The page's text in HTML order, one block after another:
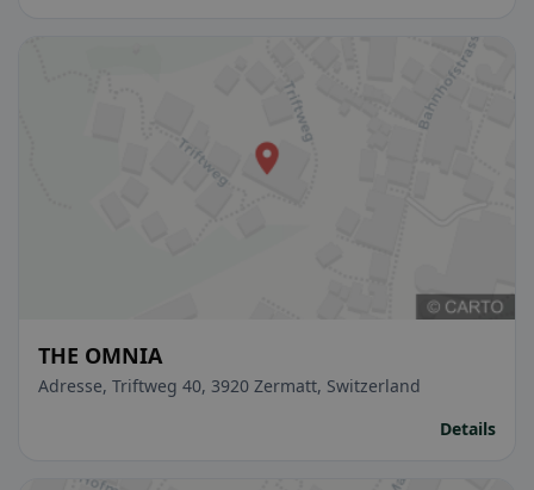
THE OMNIA
Adresse, Triftweg 40, 3920 Zermatt, Switzerland
Details